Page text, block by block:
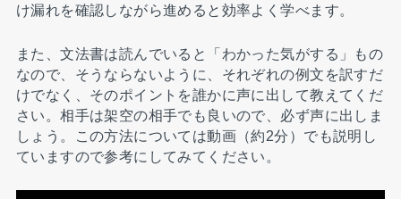
け漏れを確認しながら進めると効率よく学べます。
また、文法書は読んでいると「わかった気がする」もの
なので、そうならないように、それぞれの例文を訳すだ
けでなく、そのポイントを誰かに声に出して教えてくだ
さい。相手は架空の相手でも良いので、必ず声に出しま
しょう。この方法については動画（約2分）でも説明し
ていますので参考にしてみてください。